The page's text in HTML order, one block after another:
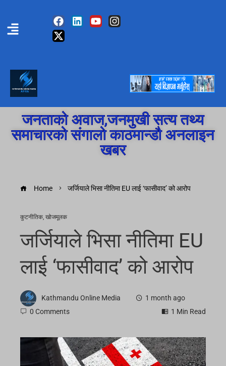
जनताको अवाज,जनमुखी सत्य तथ्य
समाचारको संगालो काठमान्डौ अनलाइन
खबर
Home जर्जियाले भिसा नीतिमा EU लाई ‘फासीवाद’ को आरोप
कुटनीतिक, खोजमूलक
जर्जियाले भिसा नीतिमा EU
लाई ‘फासीवाद’ को आरोप
Kathmandu Online Media
1 month ago
0 Comments
1 Min Read